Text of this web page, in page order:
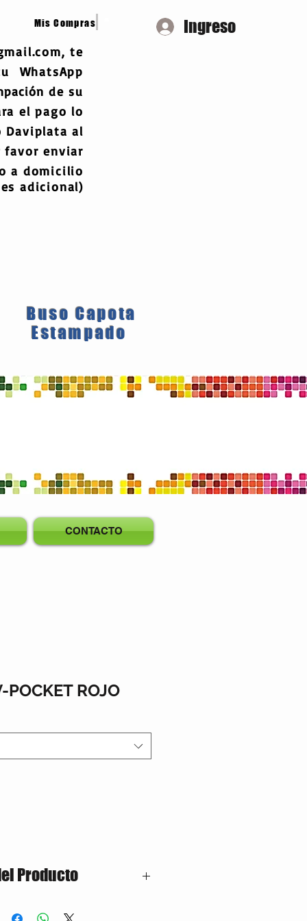
Mis Compras Ingreso
, te
WhatsApp
de su
el pago lo
Daviplata al
favor enviar
a domicilio
adicional)
Buso Capota
Estampado
CONTACTO
POCKET ROJO
Producto